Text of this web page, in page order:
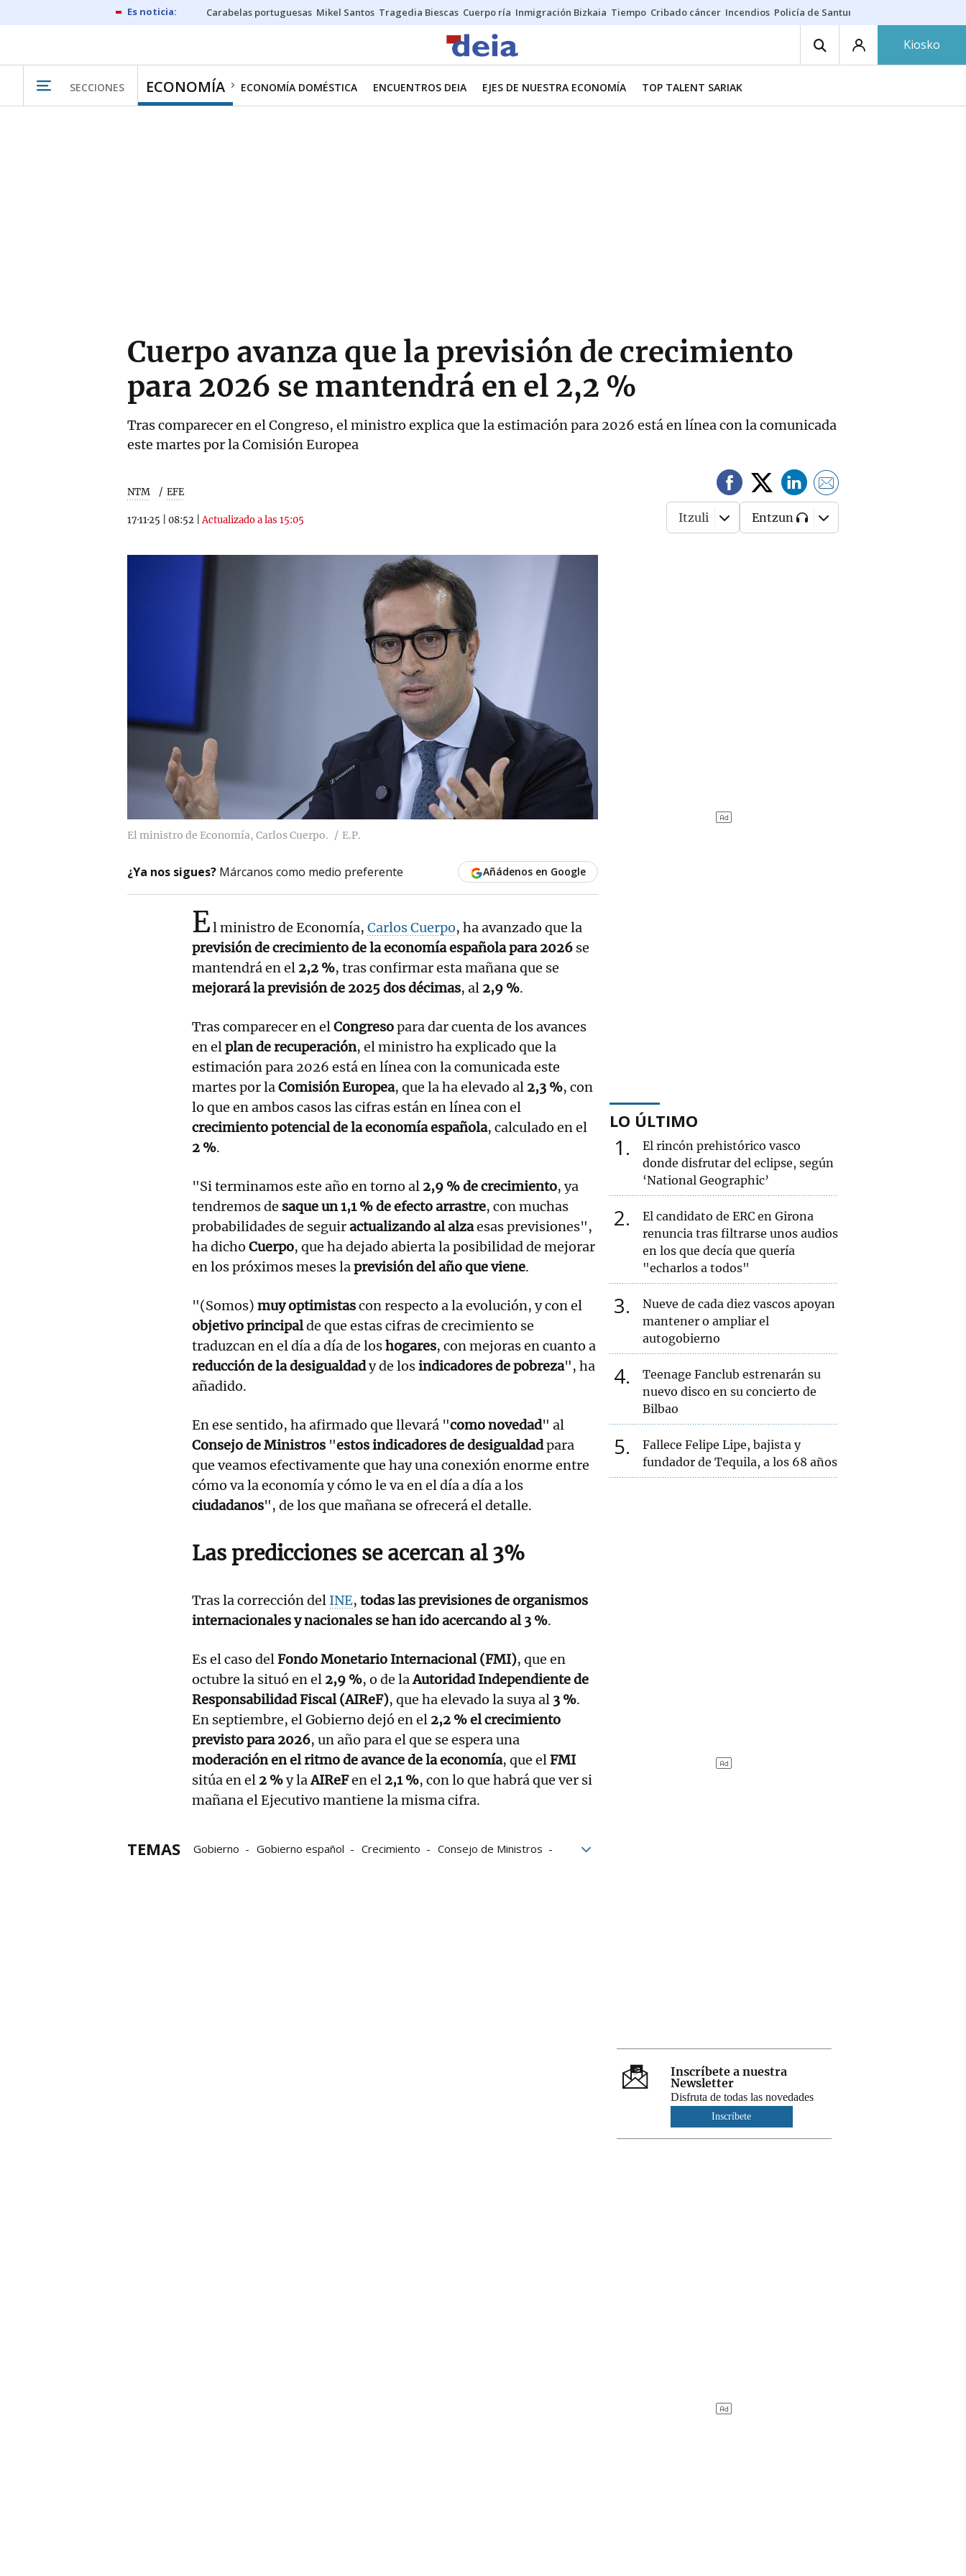
Carabelas portuguesas Mikel Santos Tragedia Biescas Cuerpo ría Inmigración Bizkaia Tiempo Cribado cáncer Incendios Policía de Santurtzi
Kiosko
SECCIONES ECONOMÍA ECONOMÍA DOMÉSTICA ENCUENTROS DEIA EJES DE NUESTRA ECONOMÍA TOP TALENT SARIAK
Cuerpo avanza que la previsión de crecimiento
para 2026 se mantendrá en el 2,2 %
Tras comparecer en el Congreso, el ministro explica que la estimación para 2026 está en línea con la comunicada
este martes por la Comisión Europea
NTM EFE
17·11·25 08:52 |Actualizado a las 15:05 Itzuli Entzun
El ministro de Economía, Carlos Cuerpo. E.P.
¿Ya nos sigues? Márcanos como medio preferente Añádenos en Google
El ministro de Economía, Carlos Cuerpo, ha avanzado que la
previsión de crecimiento de la economía española para 2026 se
mantendrá en el 2,2 %, tras confirmar esta mañana que se
mejorará la previsión de 2025 dos décimas, al 2,9 %.
Tras comparecer en elCongresopara dar cuenta de los avances
en elplan de recuperación, el ministro ha explicado que la
estimación para 2026 está en línea con la comunicada este
martes por laComisión Europea, que la ha elevado al 2,3 %, con
lo que en ambos casos las cifras están en línea con el
crecimiento potencial de la economía española, calculado en el
2 %.
"Si terminamos este año en torno al 2,9 % de crecimiento, ya
tendremos de saque un 1,1 % de efecto arrastre, con muchas
probabilidades de seguiractualizando al alzaesas previsiones",
ha dicho Cuerpo, que ha dejado abierta la posibilidad de mejorar
en los próximos meses laprevisión del año que viene.
"(Somos) muy optimistascon respecto a la evolución, y con el
objetivo principalde que estas cifras de crecimiento se
traduzcan en el día a día de loshogares, con mejoras en cuanto a
reducción de la desigualdady de losindicadores de pobreza", ha
añadido.
En ese sentido, ha afirmado que llevará "como novedad" al
Consejo de Ministros "estos indicadores de desigualdadpara
que veamos efectivamente que hay una conexión enorme entre
cómo va la economía y cómo le va en el día a día a los
ciudadanos", de los que mañana se ofrecerá el detalle.
Las predicciones se acercan al 3%
Tras la corrección del INE, todas las previsiones de organismos
internacionales y nacionales se han ido acercando al 3 %.
Es el caso delFondo Monetario Internacional (FMI), que en
octubre la situó en el 2,9 %, o de laAutoridad Independiente de
Responsabilidad Fiscal (AIReF), que ha elevado la suya al 3 %.
En septiembre, el Gobierno dejó en el 2,2 % el crecimiento
previsto para 2026, un año para el que se espera una
moderación en el ritmo de avance de la economía, que elFMI
sitúa en el 2 %y laAIReFen el 2,1 %, con lo que habrá que ver si
mañana el Ejecutivo mantiene la misma cifra.
TEMAS Gobierno Gobierno español Crecimiento
Consejo de Ministros
LO ÚLTIMO
1
El rincón prehistórico vasco
donde disfrutar del eclipse, según
‘National Geographic’
2
El candidato de ERC en Girona
renuncia tras filtrarse unos audios
en los que decía que quería
"echarlos a todos"
3
Nueve de cada diez vascos apoyan
mantener o ampliar el
autogobierno
4
Teenage Fanclub estrenarán su
nuevo disco en su concierto de
Bilbao
5
Fallece Felipe Lipe, bajista y
fundador de Tequila, a los 68 años
Inscríbete a nuestra
Newsletter
Disfruta de todas las novedades
Inscríbete